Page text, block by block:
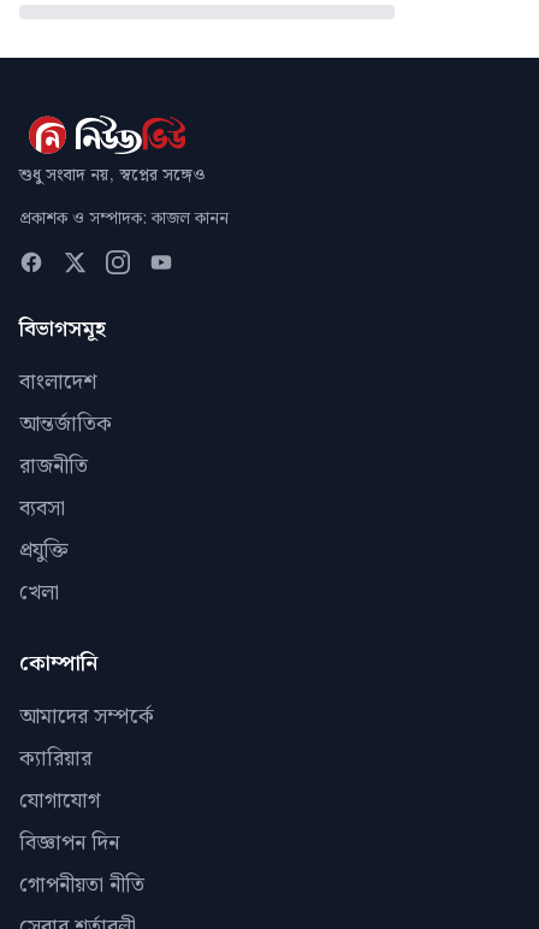
শুধু সংবাদ নয়, স্বপ্নের সঙ্গেও
প্রকাশক ও সম্পাদক: কাজল কানন
বিভাগসমূহ
বাংলাদেশ
আন্তর্জাতিক
রাজনীতি
ব্যবসা
প্রযুক্তি
খেলা
কোম্পানি
আমাদের সম্পর্কে
ক্যারিয়ার
যোগাযোগ
বিজ্ঞাপন দিন
গোপনীয়তা নীতি